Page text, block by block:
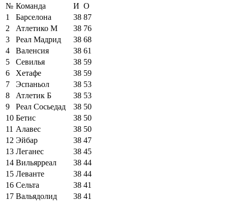
№ Команда И О
1
Барселона 38 87
2
Атлетико М 38 76
3
Реал Мадрид 38 68
4
Валенсия 38 61
5
Севилья 38 59
6
Хетафе 38 59
7
Эспаньол 38 53
8
Атлетик Б 38 53
9
Реал Сосьедад 38 50
10 Бетис 38 50
11 Алавес 38 50
12 Эйбар 38 47
13 Леганес 38 45
14 Вильярреал 38 44
15 Леванте 38 44
16 Сельта 38 41
17 Вальядолид 38 41